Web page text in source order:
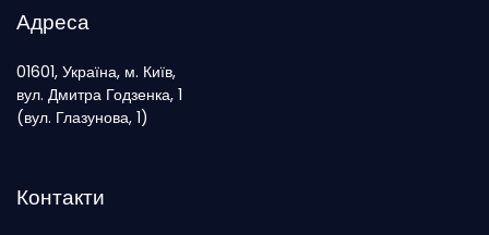
Адреса
01601, Україна, м. Київ,
вул. Дмитра Годзенка, 1
(вул. Глазунова, 1)
Контакти